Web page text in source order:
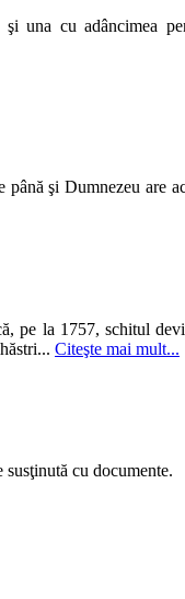
una cu adâncimea
şi Dumnezeu are
pe la 1757, schitul
Citeşte mai mult...
susţinută cu documente.